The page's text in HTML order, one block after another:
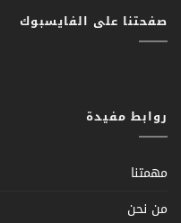
صفحتنا على الفايسبوك
روابط مفيدة
مهمتنا
من نحن